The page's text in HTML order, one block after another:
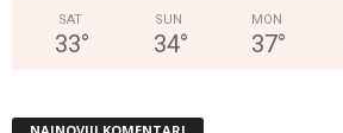
SAT
33°
SUN
34°
MON
37°